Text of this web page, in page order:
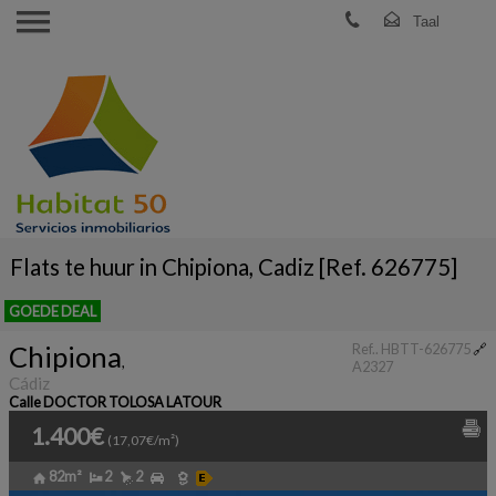
Flats te huur in Chipiona, Cadiz [Ref. 626775]
GOEDE DEAL
Ref.. HBTT-626775🔗
A2327
Chipiona,
Cádiz
Calle DOCTOR TOLOSA LATOUR
1.400€ (17,07€/m²)
82m² 2 2